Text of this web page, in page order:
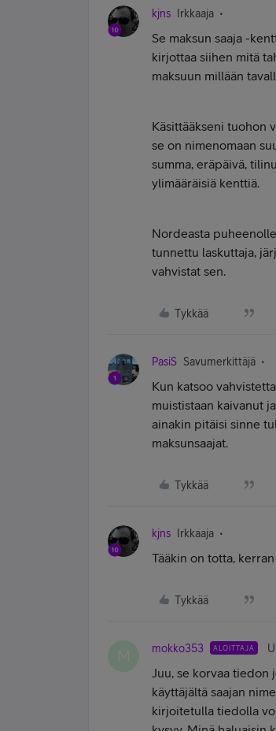
kjns Irkkaaja
Se maksun saaja -
kirjottaa siihen mitä
maksuun millään
Käsittääkseni tuohon
se on nimenomaan
summa, eräpäivä,
ylimääräisiä kenttiä.
Nordeasta
tunnettu laskuttaja,
vahvistat sen.
Tykkää
PasiS Savumerkittäjä
Kun katsoo
muististaan kaivanut
ainakin pitäisi sinne
maksunsaajat.
Tykkää
kjns Irkkaaja
Tääkin on totta,
Tykkää
mokko353 ALOITTAJA
Juu, se korvaa tiedon
käyttäjältä saajan
kirjoitetulla tiedolla